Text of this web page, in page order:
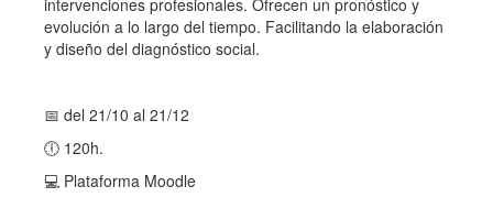
intervenciones profesionales. Ofrecen un pronóstico y
evolución a lo largo del tiempo. Facilitando la elaboración
y diseño del diagnóstico social.
📅 del 21/10 al 21/12
🕕 120h.
💻 Plataforma Moodle